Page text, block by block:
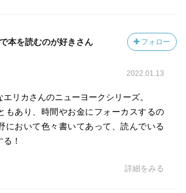
本を読むのが好きさん フォロー
2022.01.13
リカさんのニューヨークシリーズ。
もあり、時間やお金にフォーカスするの
において色々書いてあって、読んでいる
！
詳細をみる